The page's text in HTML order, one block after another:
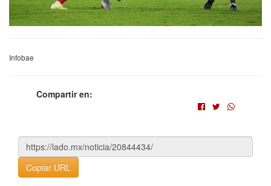
Infobae
Compartir en:
Copiar URL